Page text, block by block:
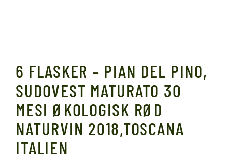
6 FLASKER – PIAN DEL PINO,
SUDOVEST MATURATO 30
MESI ØKOLOGISK RØD
NATURVIN 2018,TOSCANA
ITALIEN